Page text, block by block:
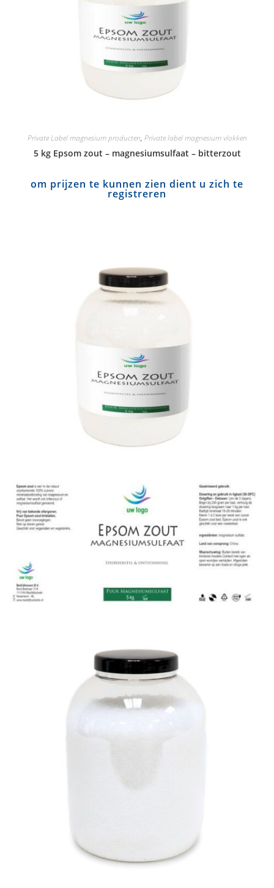
Private Label magnesium producten, Private label magnesium vlokken
5 kg Epsom zout – magnesiumsulfaat – bitterzout
om prijzen te kunnen zien dient u zich te
registreren